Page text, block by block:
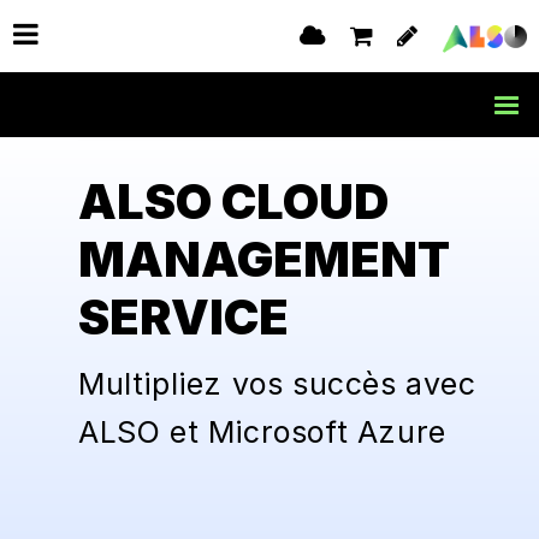
ALSO CLOUD
MANAGEMENT
SERVICE
Multipliez vos succès avec
ALSO et Microsoft Azure